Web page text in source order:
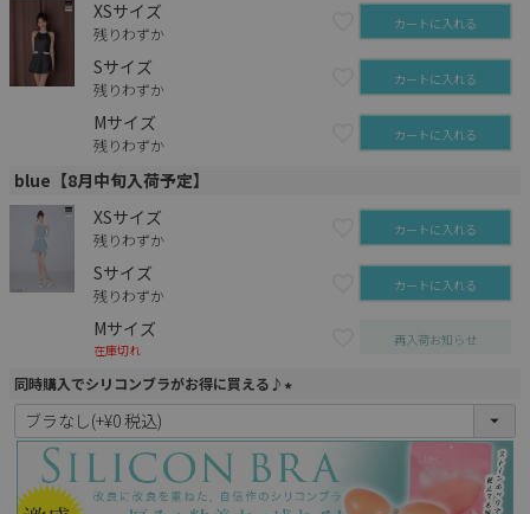
XSサイズ
残りわずか カートに入れる
Sサイズ
残りわずか カートに入れる
Mサイズ
残りわずか カートに入れる
blue【8月中旬入荷予定】
XSサイズ
残りわずか カートに入れる
Sサイズ
残りわずか カートに入れる
Mサイズ
在庫切れ
再入荷お知らせ
同時購入でシリコンブラがお得に買える♪
(
須
)